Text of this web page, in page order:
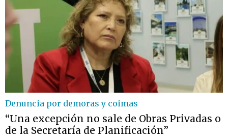
Denuncia por demoras y coimas
“Una excepción no sale de Obras Privadas o
de la Secretaría de Planificación”